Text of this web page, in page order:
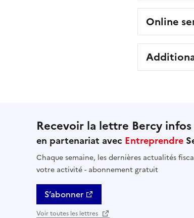
Online
Recevoir la lettre Bercy
en partenariat avec Entreprendre
Chaque semaine, les dernières actualités
votre activité - abonnement gratuit
S’abonner
Voir toutes les lettres